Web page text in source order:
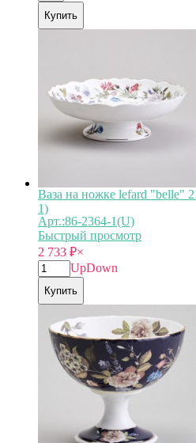
Купить
Ваза на ножке lefard "belle"
1)
Арт.:86-2364-1(U)
Быстрый просмотр
2 733 ₽×
UpDown
Купить